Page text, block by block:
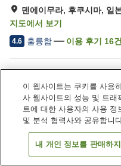
덴에이무라, 후쿠시마, 일
지도에서 보기
4.6 훌륭함 이용 후기 16건
주차장
라운지
이 웹사이트는 쿠키를 사용
사 웹사이트의 성능 및 트래
트에 대한 사용자의 사용
및 분석 협력사와 공유합니
내 개인 정보를 판매하